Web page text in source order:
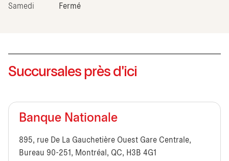
Samedi Fermé
Succursales près d'ici
Banque Nationale
895, rue De La Gauchetière Ouest Gare Centrale,
Bureau 90-251, Montréal, QC, H3B 4G1